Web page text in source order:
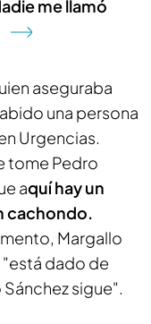
me llamó
aseguraba
una persona
Urgencias.
tome Pedro
aquí hay un
cachondo.
Margallo
dado de
sigue".